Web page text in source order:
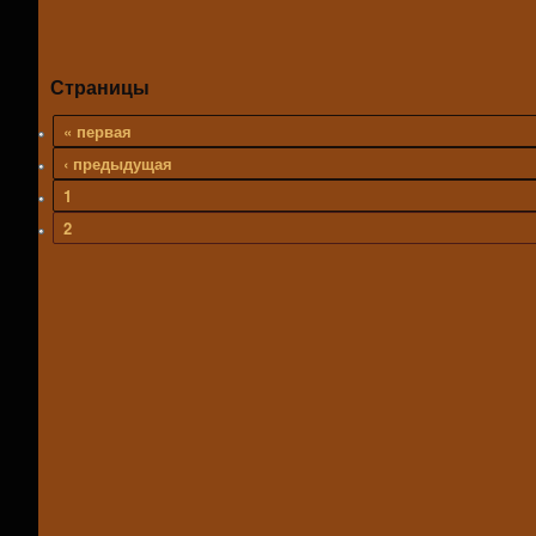
Страницы
« первая
‹ предыдущая
1
2